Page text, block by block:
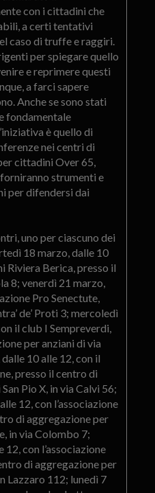
con i cittadini che
a certi tentativi
caso di truffe e raggiri.
per spiegare quello
e reprimere questi
a farci sapere
Anche se sono stati
fondamentale
è quello di
nei centri di
cittadini Over 65,
strumenti e
per difendersi dai
uno per ciascuno dei
18 marzo, dalle 10
Riviera Berica, presso il
8; venerdì 21 marzo,
Pro Senectute,
de’ Proti 3; mercoledì
il club I Sempreverdi,
per anziani di via
10 alle 12, con il
presso il centro di
Pio X, in via Calvi 56;
12, con l’associazione
di aggregazione per
in via Colombo 7;
con l’associazione
di aggregazione per
Lazzaro 112; lunedì 7